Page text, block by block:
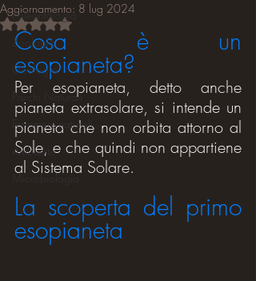
Paleontologia
Zoologia
Geologia
Parchi Naturali
Fenomeni naturali
Ambiente
Microbiologia
Aggiornamento: 8 lug 2024
Valutazione NaN stelle su 5.
Cosa è un
esopianeta?
Per esopianeta, detto anche
pianeta extrasolare, si intende un
pianeta che non orbita attorno al
Sole, e che quindi non appartiene
al Sistema Solare.
La scoperta del primo
esopianeta